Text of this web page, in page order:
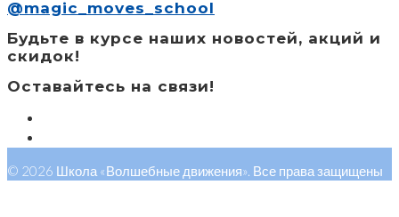
@magic_moves_school
Будьте в курсе наших новостей, акций и
скидок!
Оставайтесь на связи!
© 2026 Школа «Волшебные движения». Все права защищены